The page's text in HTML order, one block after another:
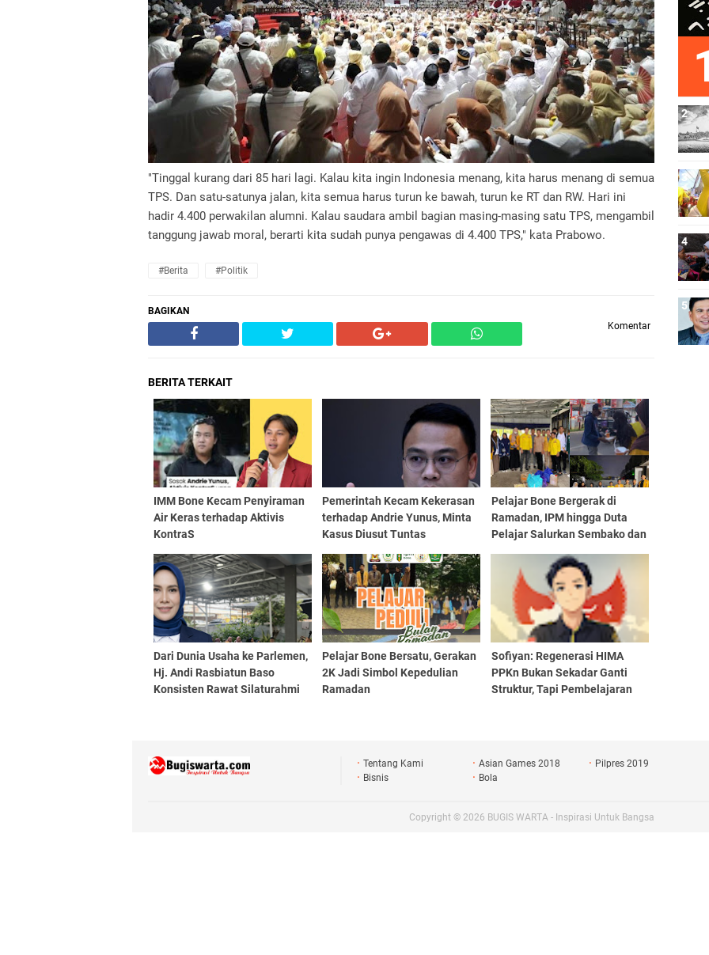
"Tinggal kurang dari 85 hari lagi. Kalau kita ingin Indonesia menang, kita harus menang di semua
TPS. Dan satu-satunya jalan, kita semua harus turun ke bawah, turun ke RT dan RW. Hari ini
hadir 4.400 perwakilan alumni. Kalau saudara ambil bagian masing-masing satu TPS, mengambil
tanggung jawab moral, berarti kita sudah punya pengawas di 4.400 TPS," kata Prabowo.
#Berita #Politik
BAGIKAN
Komentar
BERITA TERKAIT
IMM Bone Kecam Penyiraman
Air Keras terhadap Aktivis
KontraS
Pemerintah Kecam Kekerasan
terhadap Andrie Yunus, Minta
Kasus Diusut Tuntas
Pelajar Bone Bergerak di
Ramadan, IPM hingga Duta
Pelajar Salurkan Sembako dan
Dari Dunia Usaha ke Parlemen,
Hj. Andi Rasbiatun Baso
Konsisten Rawat Silaturahmi
Pelajar Bone Bersatu, Gerakan
2K Jadi Simbol Kepedulian
Ramadan
Sofiyan: Regenerasi HIMA
PPKn Bukan Sekadar Ganti
Struktur, Tapi Pembelajaran
Tentang Kami Asian Games 2018
Pilpres 2019
Bisnis
Bola
Copyright © 2026 BUGIS WARTA - Inspirasi Untuk Bangsa